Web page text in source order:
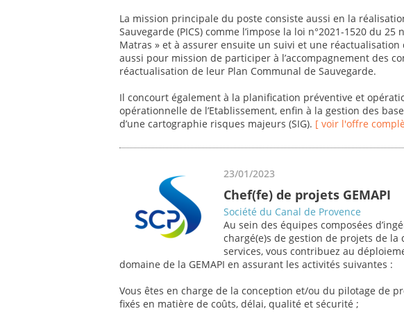
La mission principale du poste consiste aussi en la
Sauvegarde (PICS) comme l’impose la loi n°2021-1520 du 25
Matras » et à assurer ensuite un suivi et une réactualisation
aussi pour mission de participer à l’accompagnement des
réactualisation de leur Plan Communal de Sauvegarde.
Il concourt également à la planification préventive et
opérationnelle de l’Etablissement, enfin à la gestion des
d’une cartographie risques majeurs (SIG). [ voir l'offre
23/01/2023
Chef(fe) de projets GEMAPI
Société du Canal de Provence
Au sein des équipes composées
chargé(e)s de gestion de projets de la
services, vous contribuez au
domaine de la GEMAPI en assurant les activités suivantes :
Vous êtes en charge de la conception et/ou du pilotage de
fixés en matière de coûts, délai, qualité et sécurité ;